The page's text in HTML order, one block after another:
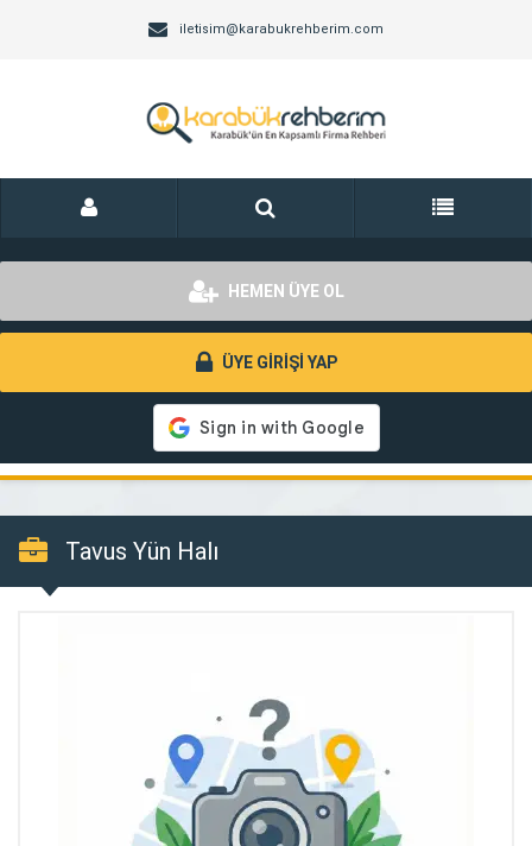
iletisim@karabukrehberim.com
HEMEN ÜYE OL
ÜYE GİRİŞİ YAP
Tavus Yün Halı